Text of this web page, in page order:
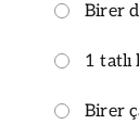
Birer
1 tatlı
Birer